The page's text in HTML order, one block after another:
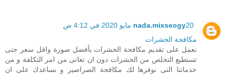
nada.mixseogy20 مايو 2020 في 4:12 ص
مكافحة الحشرات
نعمل على تقديم مكافحة الحشرات بأفضل صورة واقل سعر حتى
تستطيع التخلص من الحشرات دون ان تعانى من امر التكلفة و من
خدماتنا التى نوفرها لك مكافحة الصراصير و نساعدك على ان